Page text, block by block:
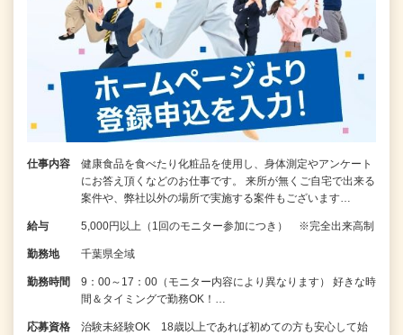
仕事内容
健康食品を食べたり化粧品を使用し、身体測定やアンケート
にお答え頂くなどのお仕事です。 来所が無くご自宅で出来る
案件や、弊社以外の場所で実施する案件もございます…
給与 5,000円以上（1回のモニター参加につき） ※完全出来高制
勤務地 千葉県全域
勤務時間
9：00～17：00（モニター内容により異なります） 好きな時
間＆タイミングで勤務OK！…
応募資格
治験未経験OK 18歳以上であれば初めての方も安心して始